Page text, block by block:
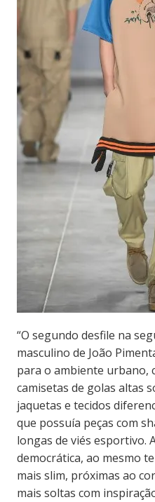
“O segundo desfile na
masculino de João
para o ambiente urbano,
camisetas de golas altas
jaquetas e tecidos
que possuía peças com
longas de viés esportivo.
democrática, ao mesmo
mais slim, próximas ao
mais soltas com